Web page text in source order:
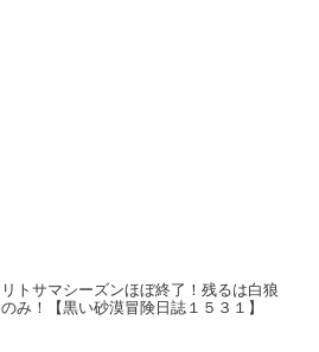
リトサマシーズンほぼ終了！残るは白狼
のみ！【黒い砂漠冒険日誌１５３１】